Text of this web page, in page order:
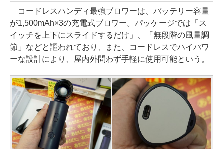
コードレスハンディ最強ブロワーは、バッテリー容量
が1,500mAh×3の充電式ブロワー。パッケージでは「ス
イッチを上下にスライドするだけ」、「無段階の風量調
節」などと謳われており、また、コードレスでハイパワ
ーな設計により、屋内外問わず手軽に使用可能という。